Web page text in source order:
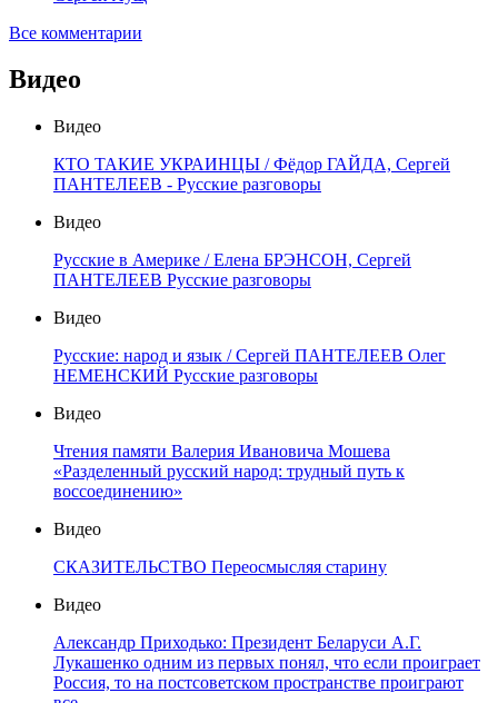
Все комментарии
Видео
Видео
КТО ТАКИЕ УКРАИНЦЫ / Фёдор ГАЙДА, Сергей
ПАНТЕЛЕЕВ - Русские разговоры
Видео
Русские в Америке / Елена БРЭНСОН, Сергей
ПАНТЕЛЕЕВ Русские разговоры
Видео
Русские: народ и язык / Сергей ПАНТЕЛЕЕВ Олег
НЕМЕНСКИЙ Русские разговоры
Видео
Чтения памяти Валерия Ивановича Мошева
«Разделенный русский народ: трудный путь к
воссоединению»
Видео
СКАЗИТЕЛЬСТВО Переосмысляя старину
Видео
Александр Приходько: Президент Беларуси А.Г.
Лукашенко одним из первых понял, что если проиграет
Россия, то на постсоветском пространстве проиграют